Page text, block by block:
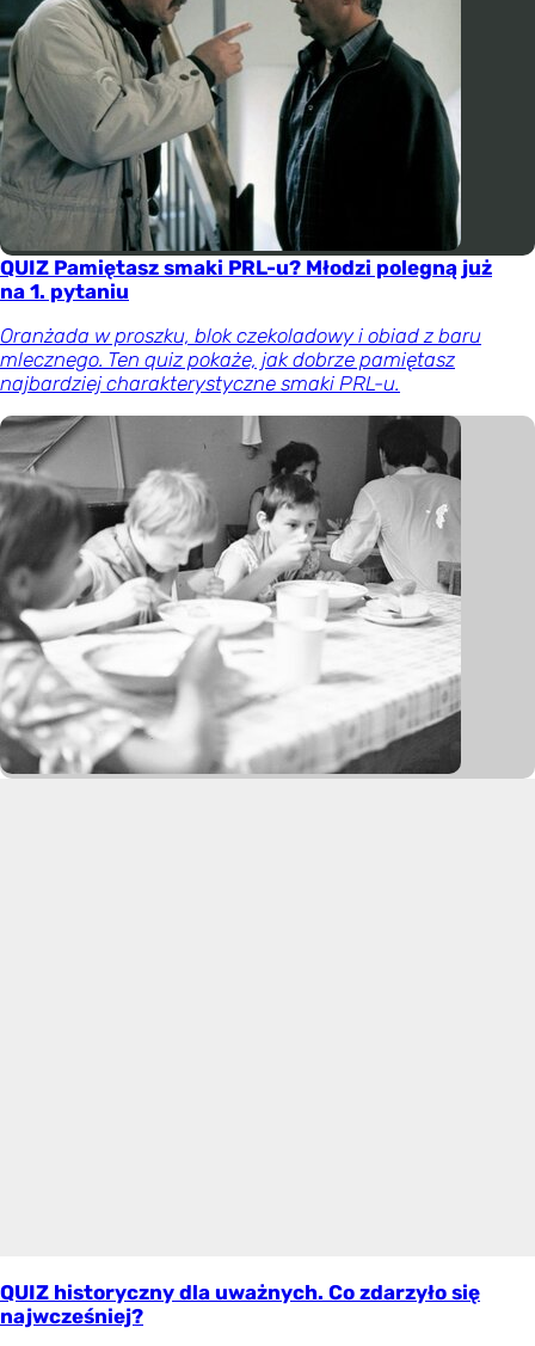
QUIZ Pamiętasz smaki PRL-u? Młodzi polegną już
na 1. pytaniu
Oranżada w proszku, blok czekoladowy i obiad z baru
mlecznego. Ten quiz pokaże, jak dobrze pamiętasz
najbardziej charakterystyczne smaki PRL-u.
QUIZ historyczny dla uważnych. Co zdarzyło się
najwcześniej?